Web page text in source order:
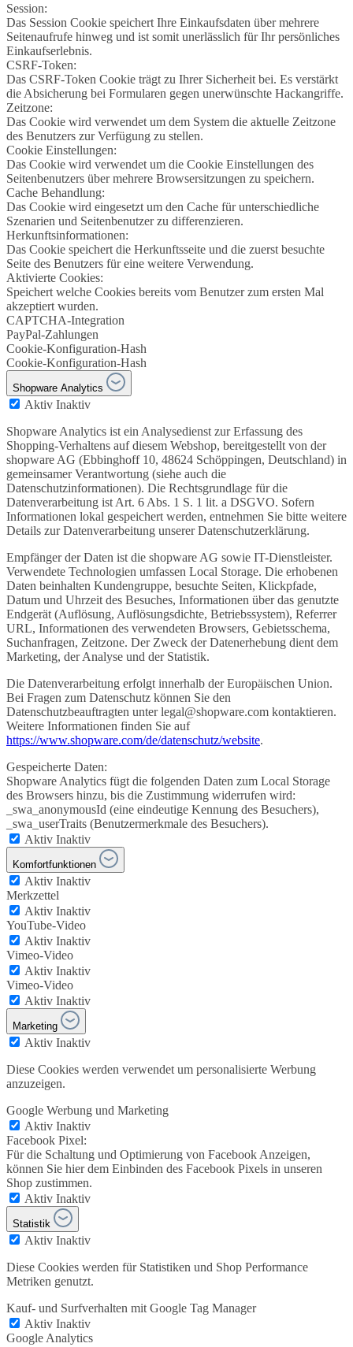
Session:
Das Session Cookie speichert Ihre Einkaufsdaten über mehrere
Seitenaufrufe hinweg und ist somit unerlässlich für Ihr persönliches
Einkaufserlebnis.
CSRF-Token:
Das CSRF-Token Cookie trägt zu Ihrer Sicherheit bei. Es verstärkt
die Absicherung bei Formularen gegen unerwünschte Hackangriffe.
Zeitzone:
Das Cookie wird verwendet um dem System die aktuelle Zeitzone
des Benutzers zur Verfügung zu stellen.
Cookie Einstellungen:
Das Cookie wird verwendet um die Cookie Einstellungen des
Seitenbenutzers über mehrere Browsersitzungen zu speichern.
Cache Behandlung:
Das Cookie wird eingesetzt um den Cache für unterschiedliche
Szenarien und Seitenbenutzer zu differenzieren.
Herkunftsinformationen:
Das Cookie speichert die Herkunftsseite und die zuerst besuchte
Seite des Benutzers für eine weitere Verwendung.
Aktivierte Cookies:
Speichert welche Cookies bereits vom Benutzer zum ersten Mal
akzeptiert wurden.
CAPTCHA-Integration
PayPal-Zahlungen
Cookie-Konfiguration-Hash
Cookie-Konfiguration-Hash
Shopware Analytics
Aktiv Inaktiv
Shopware Analytics ist ein Analysedienst zur Erfassung des
Shopping-Verhaltens auf diesem Webshop, bereitgestellt von der
shopware AG (Ebbinghoff 10, 48624 Schöppingen, Deutschland) in
gemeinsamer Verantwortung (siehe auch die
Datenschutzinformationen). Die Rechtsgrundlage für die
Datenverarbeitung ist Art. 6 Abs. 1 S. 1 lit. a DSGVO. Sofern
Informationen lokal gespeichert werden, entnehmen Sie bitte weitere
Details zur Datenverarbeitung unserer Datenschutzerklärung.
Empfänger der Daten ist die shopware AG sowie IT-Dienstleister.
Verwendete Technologien umfassen Local Storage. Die erhobenen
Daten beinhalten Kundengruppe, besuchte Seiten, Klickpfade,
Datum und Uhrzeit des Besuches, Informationen über das genutzte
Endgerät (Auflösung, Auflösungsdichte, Betriebssystem), Referrer
URL, Informationen des verwendeten Browsers, Gebietsschema,
Suchanfragen, Zeitzone. Der Zweck der Datenerhebung dient dem
Marketing, der Analyse und der Statistik.
Die Datenverarbeitung erfolgt innerhalb der Europäischen Union.
Bei Fragen zum Datenschutz können Sie den
Datenschutzbeauftragten unter legal@shopware.com kontaktieren.
Weitere Informationen finden Sie auf
https://www.shopware.com/de/datenschutz/website.
Gespeicherte Daten:
Shopware Analytics fügt die folgenden Daten zum Local Storage
des Browsers hinzu, bis die Zustimmung widerrufen wird:
_swa_anonymousId (eine eindeutige Kennung des Besuchers),
_swa_userTraits (Benutzermerkmale des Besuchers).
Aktiv Inaktiv
Komfortfunktionen
Aktiv Inaktiv
Merkzettel
Aktiv Inaktiv
YouTube-Video
Aktiv Inaktiv
Vimeo-Video
Aktiv Inaktiv
Vimeo-Video
Aktiv Inaktiv
Marketing
Aktiv Inaktiv
Diese Cookies werden verwendet um personalisierte Werbung
anzuzeigen.
Google Werbung und Marketing
Aktiv Inaktiv
Facebook Pixel:
Für die Schaltung und Optimierung von Facebook Anzeigen,
können Sie hier dem Einbinden des Facebook Pixels in unseren
Shop zustimmen.
Aktiv Inaktiv
Statistik
Aktiv Inaktiv
Diese Cookies werden für Statistiken und Shop Performance
Metriken genutzt.
Kauf- und Surfverhalten mit Google Tag Manager
Aktiv Inaktiv
Google Analytics